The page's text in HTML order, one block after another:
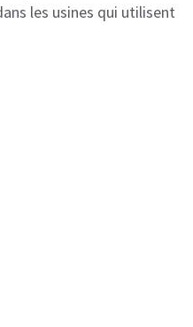
les usines qui utilisent